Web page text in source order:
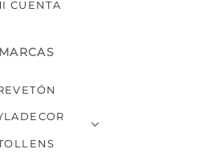
CUENTA
MARCAS